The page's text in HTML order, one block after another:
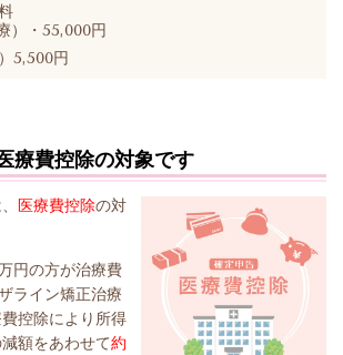
）・55,000円
5,500円
療費控除の対象です
医療費控除の対
円の方が治療費
ライン矯正治療
控除により所得
額をあわせて約